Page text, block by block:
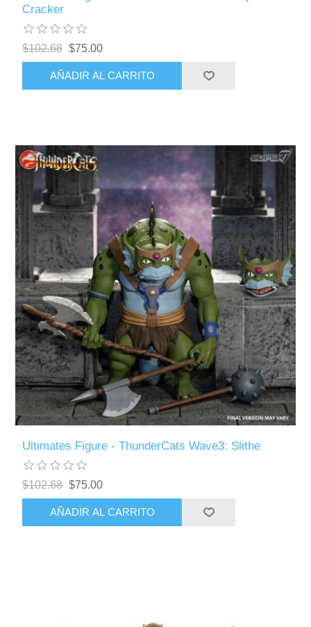
Cracker
$102.68 $75.00
AÑADIR AL CARRITO
Ultimates Figure - ThunderCats Wave3: Slithe
$102.68 $75.00
AÑADIR AL CARRITO